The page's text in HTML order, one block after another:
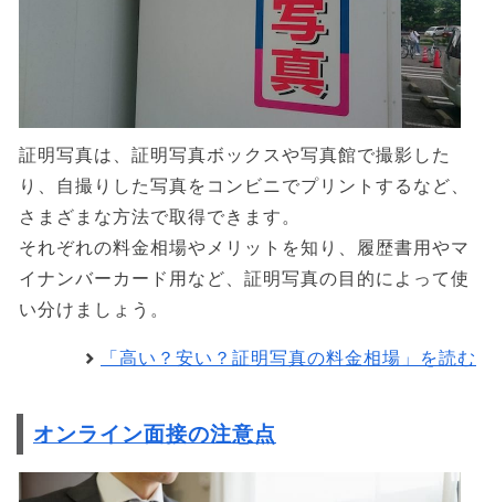
証明写真は、証明写真ボックスや写真館で撮影した
り、自撮りした写真をコンビニでプリントするなど、
さまざまな方法で取得できます。
それぞれの料金相場やメリットを知り、履歴書用やマ
イナンバーカード用など、証明写真の目的によって使
い分けましょう。
「高い？安い？証明写真の料金相場」を読む
オンライン面接の注意点